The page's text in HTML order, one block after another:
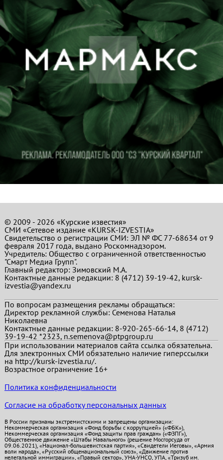
© 2009 - 2026 «Курские известия»
СМИ «Сетевое издание «KURSK-IZVESTIA»
Свидетельство о регистрации СМИ: ЭЛ № ФС 77-68634 от 9
февраля 2017 года, выдано Роскомнадзором.
Учредитель: Общество с ограниченной ответственностью
"Смарт Медиа Групп".
Главный редактор:Зимовский М.А.
Контактные данные редакции: 8 (4712) 39-19-42, kursk-
izvestia@yandex.ru
По вопросам размещения рекламы обращаться:
Директор рекламной службы: Семенова Наталья
Николаевна
Контактные данные редакции: 8-920-265-66-14, 8 (4712)
39-19-42 *2323, n.semenova@ptpgroup.ru
При использовании материалов сайта ссылка обязательна.
Для электронных СМИ обязательно наличие гиперссылки
на http://kursk-izvestia.ru/.
Возрастное ограничение 16+
Политика конфиденциальности
Согласие на обработку персональных данных
В России признаны экстремистскими и запрещены организации:
Некоммерческая организация «Фонд борьбы с коррупцией» («ФБК»),
Некоммерческая организация «Фонд защиты прав граждан» («ФЗПГ»),
Общественное движение «Штабы Навального» (решение Мосгорсуда от
09.06.2021), «Национал-большевистская партия», «Свидетели Иеговы», «Армия
воли народа», «Русский общенациональный союз», «Движение против
нелегальной иммиграции», «Правый сектор», УНА-УНСО, УПА, «Тризуб им.